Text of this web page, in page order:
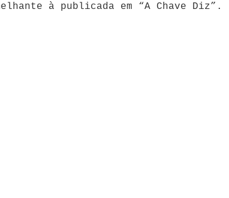
à publicada em “A Chave Diz”.